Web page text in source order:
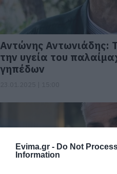
Evima.gr - Do Not
Information
Αντώνης Αντωνιάδης:
την υγεία του
γηπέδων